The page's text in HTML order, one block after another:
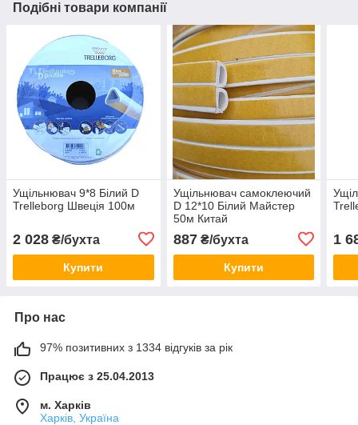
Подібні товари компанії
Ущільнювач 9*8 Білий D
Trelleborg Швеція 100м
2 028 ₴/бухта
Купити
Ущільнювач самоклеючий
D 12*10 Білий Майстер
50м Китай
887₴/бухта
Купити
1
Про нас
97% позитивних з 1334 відгуків за рік
Працює з 25.04.2013
м. Харків
Харків, Україна